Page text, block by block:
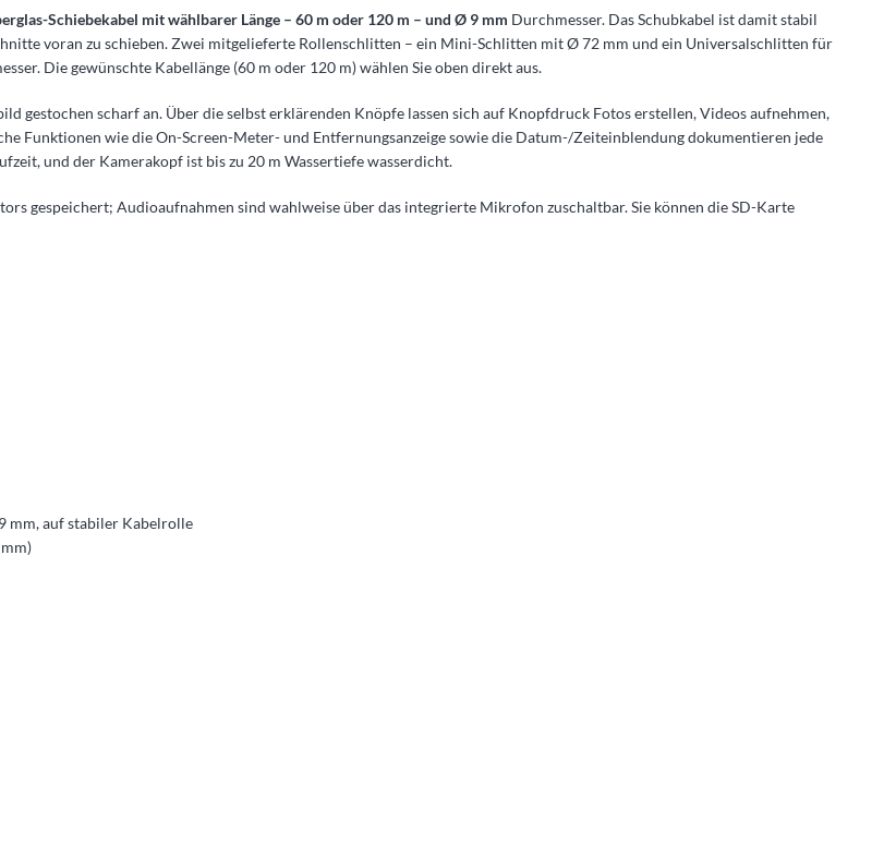
Schiebekabel mit wählbarer Länge – 60 m oder 120 m – und Ø 9 mm Durchmesser. Das Schubkabel ist damit stabil
voran zu schieben. Zwei mitgelieferte Rollenschlitten – ein Mini-Schlitten mit Ø 72 mm und ein Universalschlitten für
Die gewünschte Kabellänge (60 m oder 120 m) wählen Sie oben direkt aus.
gestochen scharf an. Über die selbst erklärenden Knöpfe lassen sich auf Knopfdruck Fotos erstellen, Videos aufnehmen,
Funktionen wie die On-Screen-Meter- und Entfernungsanzeige sowie die Datum-/Zeiteinblendung dokumentieren jede
und der Kamerakopf ist bis zu 20 m Wassertiefe wasserdicht.
gespeichert; Audioaufnahmen sind wahlweise über das integrierte Mikrofon zuschaltbar. Sie können die SD-Karte
mm, auf stabiler Kabelrolle